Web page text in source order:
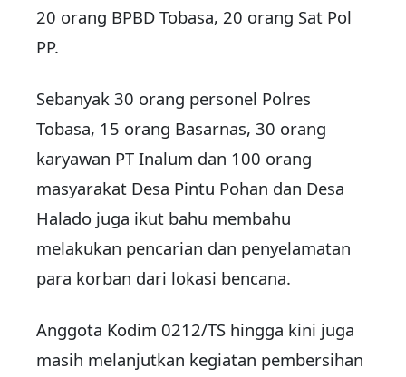
20 orang BPBD Tobasa, 20 orang Sat Pol
PP.
Sebanyak 30 orang personel Polres
Tobasa, 15 orang Basarnas, 30 orang
karyawan PT Inalum dan 100 orang
masyarakat Desa Pintu Pohan dan Desa
Halado juga ikut bahu membahu
melakukan pencarian dan penyelamatan
para korban dari lokasi bencana.
Anggota Kodim 0212/TS hingga kini juga
masih melanjutkan kegiatan pembersihan